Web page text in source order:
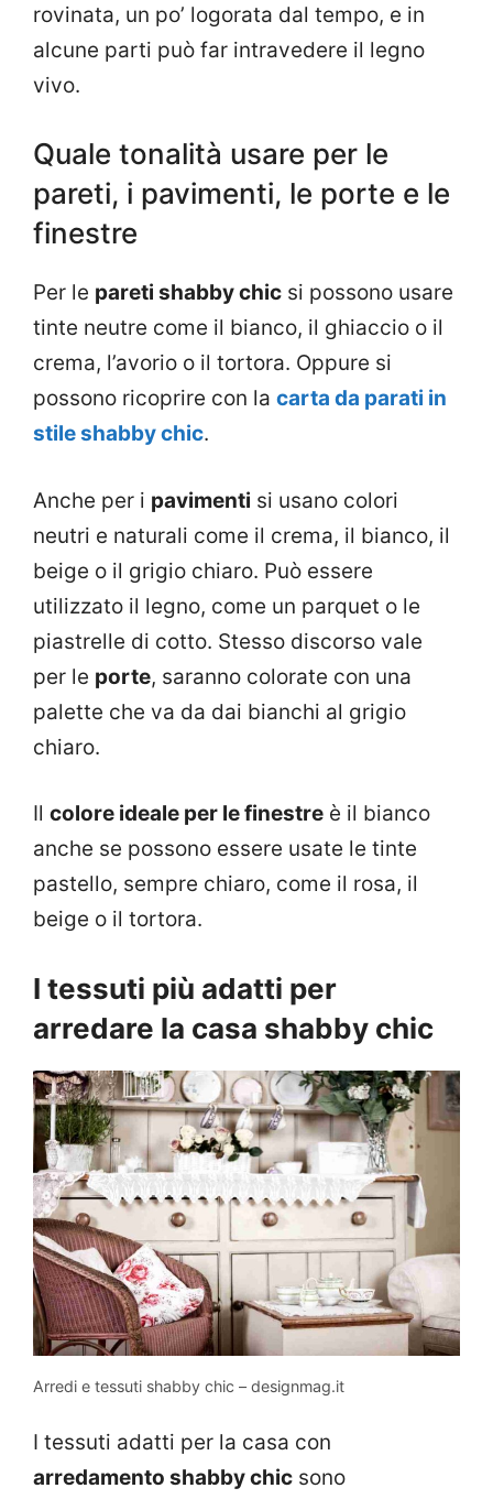
rovinata, un po’ logorata dal tempo, e in
alcune parti può far intravedere il legno
vivo.
Quale tonalità usare per le
pareti, i pavimenti, le porte e le
finestre
Per le pareti shabby chic si possono usare
tinte neutre come il bianco, il ghiaccio o il
crema, l’avorio o il tortora. Oppure si
possono ricoprire con la carta da parati in
stile shabby chic.
Anche per i pavimenti si usano colori
neutri e naturali come il crema, il bianco, il
beige o il grigio chiaro. Può essere
utilizzato il legno, come un parquet o le
piastrelle di cotto. Stesso discorso vale
per le porte, saranno colorate con una
palette che va da dai bianchi al grigio
chiaro.
Il colore ideale per le finestre è il bianco
anche se possono essere usate le tinte
pastello, sempre chiaro, come il rosa, il
beige o il tortora.
I tessuti più adatti per
arredare la casa shabby chic
Arredi e tessuti shabby chic – designmag.it
I tessuti adatti per la casa con
arredamento shabby chic sono